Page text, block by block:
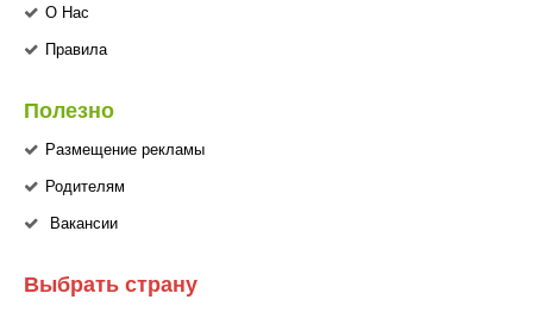
О Нас
Правила
Полезно
Размещение рекламы
Родителям
Вакансии
Выбрать страну